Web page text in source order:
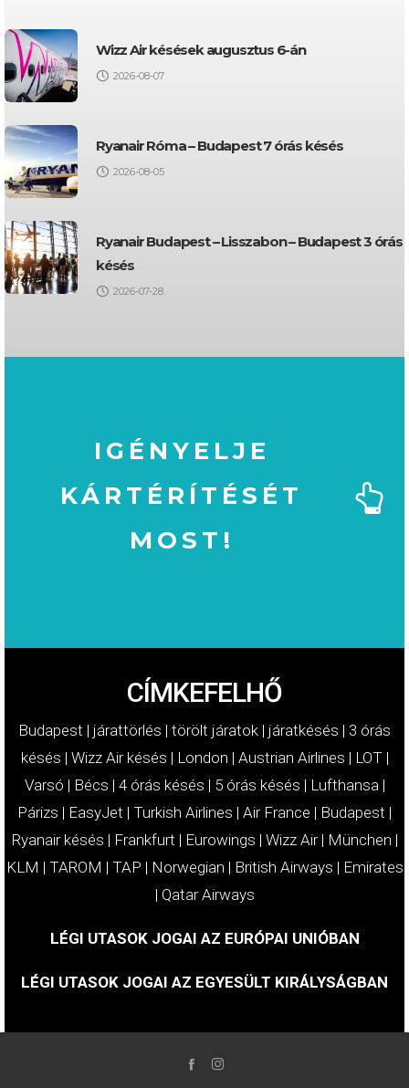
Wizz Air késések augusztus 6-án
2026-08-07
Ryanair Róma – Budapest 7 órás késés
2026-08-05
Ryanair Budapest – Lisszabon – Budapest 3 órás
késés
2026-07-28
IGÉNYELJE
KÁRTÉRÍTÉSÉT
MOST!
CÍMKEFELHŐ
Budapest | járattörlés | törölt járatok | járatkésés | 3 órás
késés | Wizz Air késés | London | Austrian Airlines | LOT|
Varsó | Bécs | 4 órás késés | 5 órás késés | Lufthansa |
Párizs | EasyJet | Turkish Airlines | Air France | Budapest |
Ryanair késés | Frankfurt | Eurowings | Wizz Air| München |
KLM | TAROM | TAP | Norwegian | British Airways | Emirates
| Qatar Airways
LÉGI UTASOK JOGAI AZ EURÓPAI UNIÓBAN
LÉGI UTASOK JOGAI AZ EGYESÜLT KIRÁLYSÁGBAN